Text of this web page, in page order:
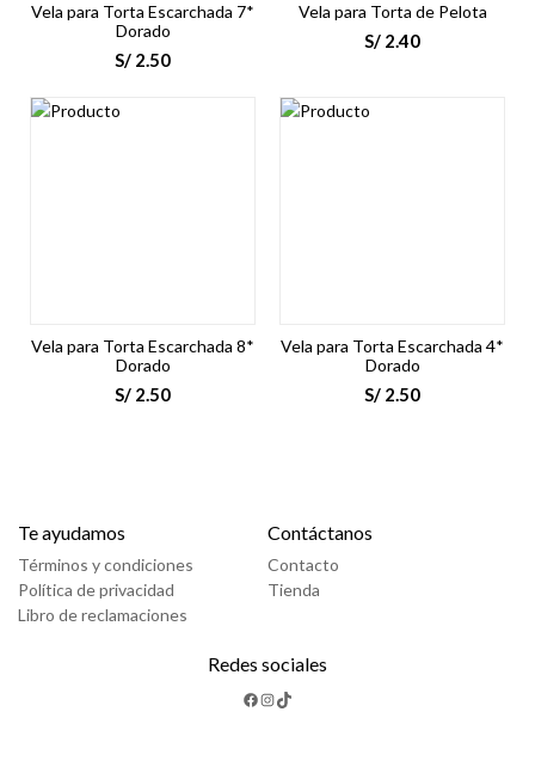
Vela para Torta Escarchada 7*
Dorado
S/ 2.50
Vela para Torta de Pelota
S/ 2.40
Vela para Torta Escarchada 8*
Dorado
S/ 2.50
Vela para Torta Escarchada 4*
Dorado
S/ 2.50
Te ayudamos
Términos y condiciones
Política de privacidad
Libro de reclamaciones
Contáctanos
Contacto
Tienda
Redes sociales
Facebook Instagram TikTok